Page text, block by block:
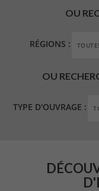
OU
RÉGIONS :
OU
TYPE D'OUVRAGE :